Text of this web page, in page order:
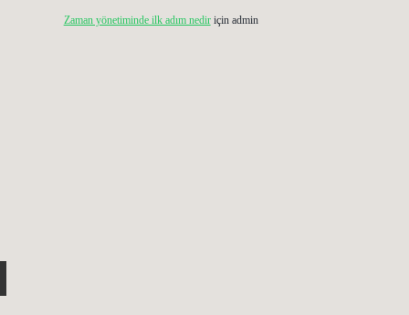
Zaman yönetiminde ilk adım nediriçin admin